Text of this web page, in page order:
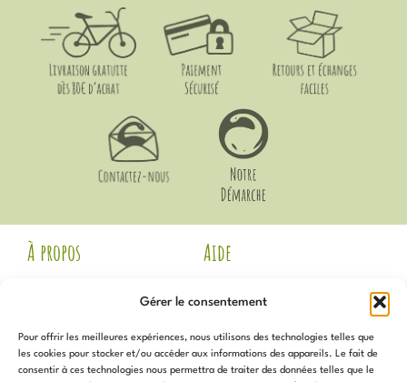
Gérer le consentement
Pour offrir les meilleures expériences, nous utilisons des technologies telles que
les cookies pour stocker et/ou accéder aux informations des appareils. Le fait de
consentir à ces technologies nous permettra de traiter des données telles que le
À propos
Politique de
Contact
Aide
Mon compte
Voir les avis Google